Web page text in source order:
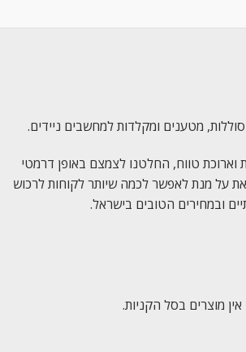
מטענים ומקלדות למחשבים ניידים.
וארוכת טווח, החלטנו לצמצם באופן דרמטי
על מנת לאפשר לכמה שיותר לקוחות לרכוש
ובמחירים הטובים בישראל.
אין מוצרים בסל הקניות.